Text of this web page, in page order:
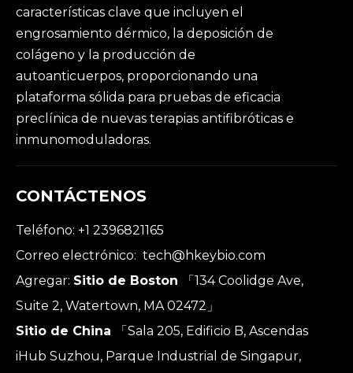
características clave que incluyen el
engrosamiento dérmico, la deposición de
colágeno y la producción de
autoanticuerpos, proporcionando una
plataforma sólida para pruebas de eficacia
preclínica de nuevas terapias antifibróticas e
inmunomoduladoras.
CONTÁCTENOS
Teléfono: +1 2396821165
Correo electrónico: tech@hkeybio.com
Agregar: Sitio de Boston
「134 Coolidge Ave,
Suite 2, Watertown, MA 02472」
Sitio de China
「Sala 205, Edificio B, Ascendas
iHub Suzhou, Parque Industrial de Singapur,